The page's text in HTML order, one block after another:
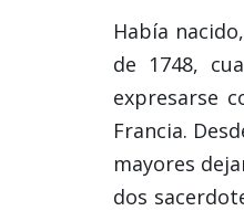
Había
de 1748,
expresarse
Francia.
mayores
dos